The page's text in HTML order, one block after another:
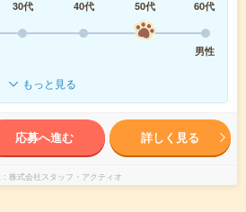
30代 40代 50代
60代
男性
もっと見る
応募へ進む 詳しく見る
株式会社スタッフ・アクティオ